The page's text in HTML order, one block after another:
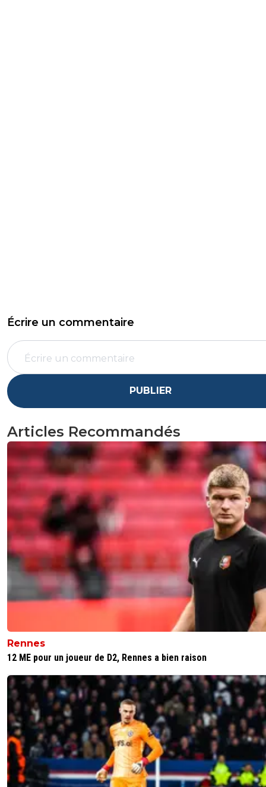
Écrire un commentaire
PUBLIER
Articles Recommandés
Rennes
12 ME pour un joueur de D2, Rennes a bien raison